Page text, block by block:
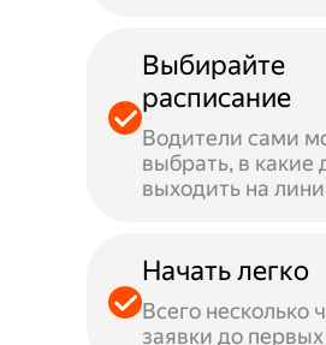
Выбирайте
расписание
Водители сами
выбрать, в какие
выходить на
Начать легко
Всего несколько
заявки до первых